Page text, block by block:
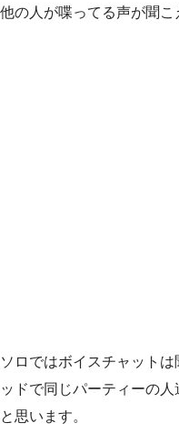
他の人が喋ってる声が聞
ソロではボイスチャット
ッドで同じパーティーの
と思います。